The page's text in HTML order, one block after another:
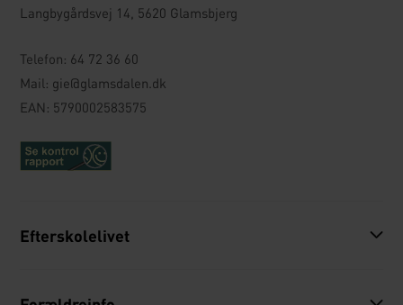
Langbygårdsvej 14, 5620 Glamsbjerg
Telefon: 64 72 36 60
Mail: gie@glamsdalen.dk
EAN: 5790002583575
Efterskolelivet